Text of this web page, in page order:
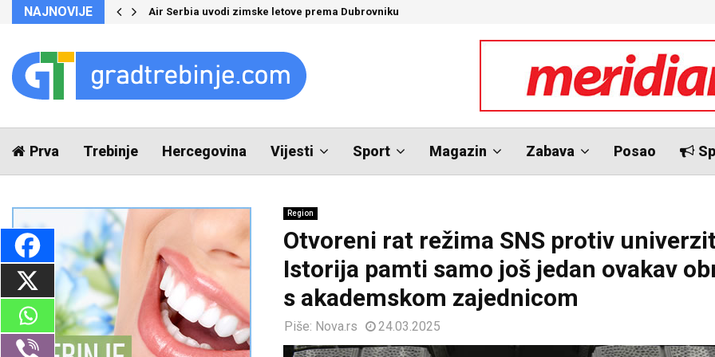
NAJNOVIJE Air Serbia uvodi zimske letove prema Dubrovniku
Prva Trebinje Hercegovina Vijesti Sport Magazin Zabava Posao
Region
Otvoreni rat režima SNS protiv
Istorija pamti samo još jedan ovakav
s akademskom zajednicom
Piše: Nova.rs 24.03.2025